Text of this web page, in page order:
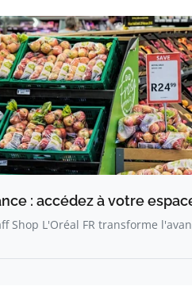
: accédez à votre
Shop L'Oréal FR transforme